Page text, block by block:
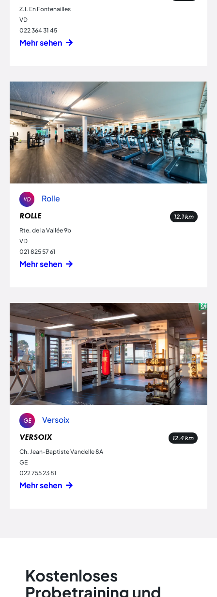
Z.I. En Fontenailles
VD
022 364 31 45
Mehr sehen
VD Rolle
ROLLE 12.1km
Rte. de la Vallée 9b
VD
021 825 57 61
Mehr sehen
GE Versoix
VERSOIX 12.4km
Ch. Jean-Baptiste Vandelle 8A
GE
022 755 23 81
Mehr sehen
Kostenloses
Probetraining und